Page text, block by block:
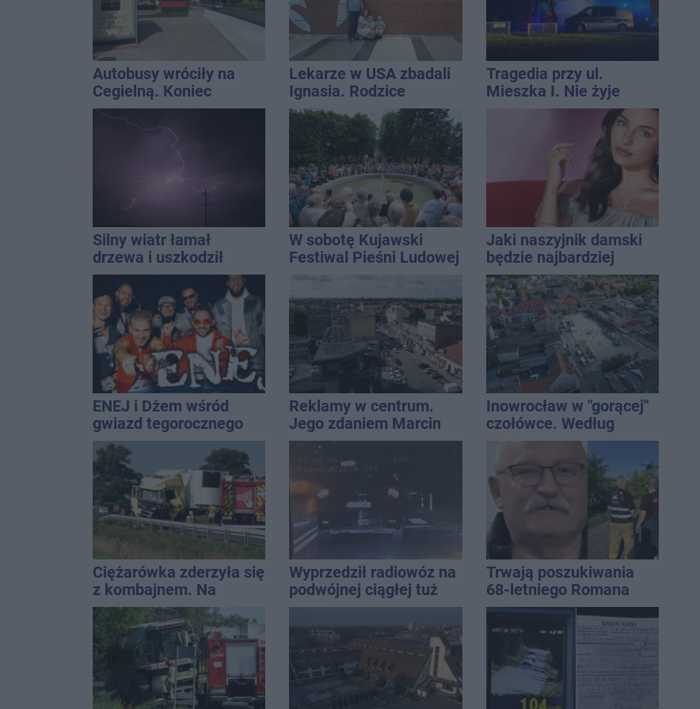
Autobusy wróciły na
Cegielną. Koniec
remontu zatok
Lekarze w USA zbadali
Ignasia. Rodzice
przekazali wieści
Tragedia przy ul.
Mieszka I. Nie żyje
osoba, która wypadła z
czwartego piętra
Silny wiatr łamał
drzewa i uszkodził
dach. To nie koniec
ostrzeżeń
W sobotę Kujawski
Festiwal Pieśni Ludowej
Jaki naszyjnik damski
będzie najbardziej
uniwersalny? Modele,
które pasują do wielu
stylizacji
ENEJ i Dżem wśród
gwiazd tegorocznego
święta miasta
Reklamy w centrum.
Jego zdaniem Marcin
Wroński jest w błędzie
Inowrocław w "gorącej"
czołówce. Według
analizy Onetu nasze
miasto jest jednym z
najbardziej narażonych
na upały
Ciężarówka zderzyła się
z kombajnem. Na
miejscu lądował
śmigłowiec LPR
Wyprzedził radiowóz na
podwójnej ciągłej tuż
przed pasami
Trwają poszukiwania
68-letniego Romana
Kucały